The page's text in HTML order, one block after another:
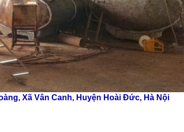
Xã Vân Canh, Huyện Hoài Đức, Hà Nội